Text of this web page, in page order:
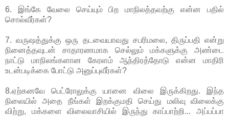
6. இங்கே வேலை செய்யும் பிற மாநிலத்தவற்கு என்ன பதில்
சொல்வீர்கள்?
7. வருஷத்துக்கு ஒரு தடவையாவது சபரிமலை, திருப்பதி என்று
நினைத்தவுடன் சாதாரணமாக செல்லும் மக்களுக்கு அண்டை
நாட்டு மாநிலங்களான கேரளம் ஆந்திரத்தோடு என்ன மாதிரி
உடன்படிக்கை போட்டு அனுப்புவீர்கள்?
8.ஏற்கனவே பெட்ரோலுக்கு யானை விலை இருக்கிறது. இந்த
நிலையில் அதை நீங்கள் இறக்குமதி செய்து மலிவு விலைக்கு
விற்று, மக்களை விலைவாசியில் இருந்து காப்பாற்றி... அப்பப்பா